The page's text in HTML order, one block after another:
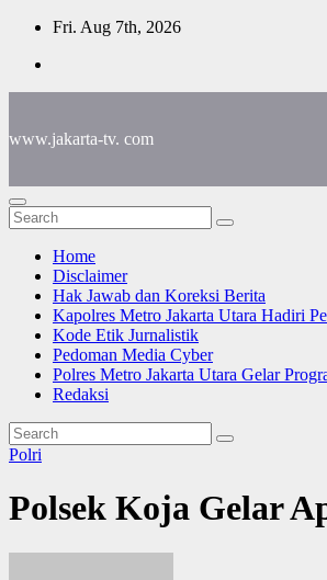
Skip
content
Fri. Aug 7th, 2026
www.jakarta-tv. com
Home
Disclaimer
Hak Jawab dan Koreksi Berita
Kapolres Metro Jakarta Utara Hadiri
Kode Etik Jurnalistik
Pedoman Media Cyber
Polres Metro Jakarta Utara Gelar
Redaksi
Polri
Polsek Koja Gelar